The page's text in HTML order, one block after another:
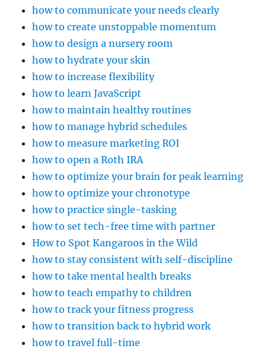
how to communicate your needs clearly
how to create unstoppable momentum
how to design a nursery room
how to hydrate your skin
how to increase flexibility
how to learn JavaScript
how to maintain healthy routines
how to manage hybrid schedules
how to measure marketing ROI
how to open a Roth IRA
how to optimize your brain for peak learning
how to optimize your chronotype
how to practice single-tasking
how to set tech-free time with partner
How to Spot Kangaroos in the Wild
how to stay consistent with self-discipline
how to take mental health breaks
how to teach empathy to children
how to track your fitness progress
how to transition back to hybrid work
how to travel full-time